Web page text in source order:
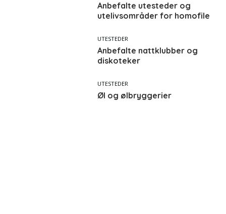
Anbefalte utesteder og
utelivsområder for homofile
UTESTEDER
Anbefalte nattklubber og
diskoteker
UTESTEDER
Øl og ølbryggerier